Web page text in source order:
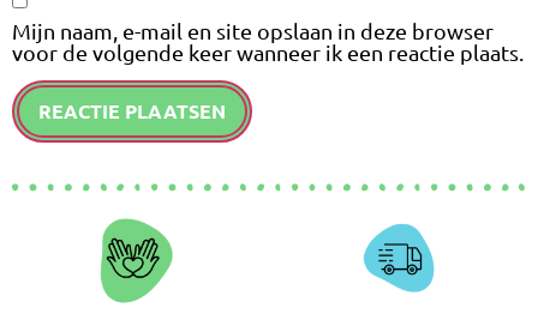
Mijn naam, e-mail en site opslaan in deze browser
voor de volgende keer wanneer ik een reactie plaats.